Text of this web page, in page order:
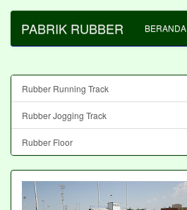
PABRIK RUBBER BERANDA
Rubber Running Track
Rubber Jogging Track
Rubber Floor